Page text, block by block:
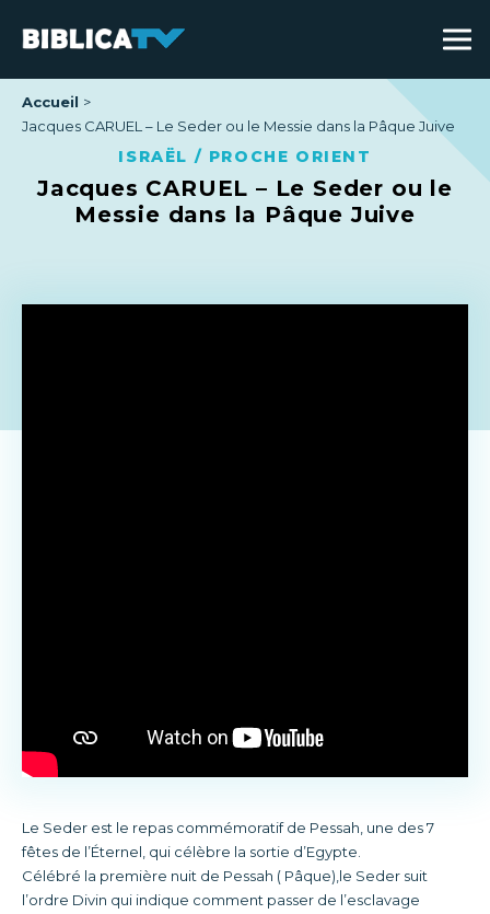
Accueil
Jacques CARUEL – Le Seder ou le Messie dans la Pâque Juive
ISRAËL / PROCHE ORIENT
Jacques CARUEL – Le Seder ou le
Messie dans la Pâque Juive
Le Seder est le repas commémoratif de Pessah, une des 7
fêtes de l’Éternel, qui célèbre la sortie d’Egypte.
Célébré la première nuit de Pessah ( Pâque),le Seder suit
l’ordre Divin qui indique comment passer de l’esclavage